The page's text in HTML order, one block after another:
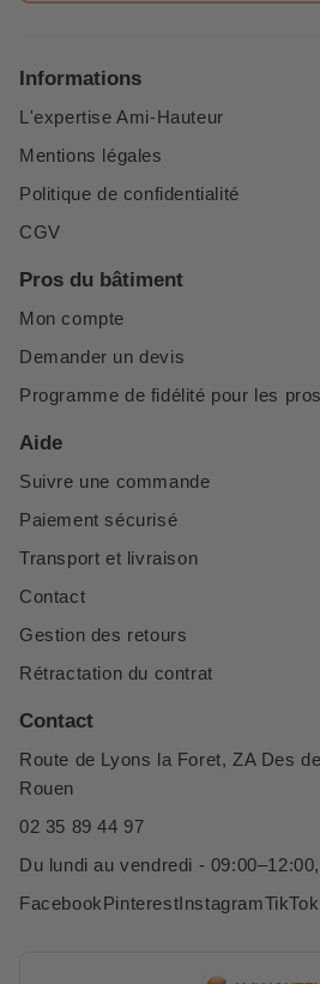
Informations
L'expertise Ami-Hauteur
Mentions légales
Politique de confidentialité
CGV
Pros du bâtiment
Mon compte
Demander un devis
Programme de fidélité pour les pros
Aide
Suivre une commande
Paiement sécurisé
Transport et livraison
Contact
Gestion des retours
Rétractation du contrat
Contact
Route de Lyons la Foret, ZA Des
Rouen
02 35 89 44 97
Du lundi au vendredi -
FacebookPinterestInstagramTikTok